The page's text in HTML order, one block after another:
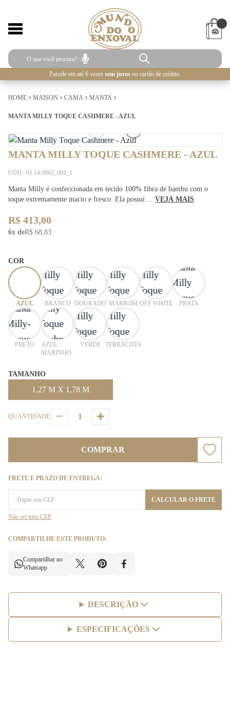
Parcele em até 6 vezes sem juros no cartão de crédito.
HOME MAISON CAMA MANTA
MANTA MILLY TOQUE CASHMERE - AZUL
MANTA MILLY TOQUE CASHMERE - AZUL
CÓD.: 01.14.0062_004_1
Manta Milly é confeccionada em tecido 100% fibra de bambu com o
toque extremamente macio e fresco. Ela possui ... VEJA MAIS
R$ 413,00
6x deR$ 68,83
COR
AZUL BRANCO DOURADO MARROM OFF WHITE PRATA
PRETO
AZUL
MARINHO
VERDE TERRACOTA
TAMANHO
1,27 M X 1,78 M
QUANTIDADE:
COMPRAR
FRETE E PRAZO DE ENTREGA:
CALCULAR O FRETE
Não sei meu CEP
COMPARTILHE ESTE PRODUTO:
Compartilhar no
Whatsapp
DESCRIÇÃO
ESPECIFICAÇÕES